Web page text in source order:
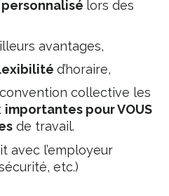
personnalisé lors des
avantages,
d’horaire,
collective les
importantes pour VOUS
de travail.
avec l’employeur
etc.)